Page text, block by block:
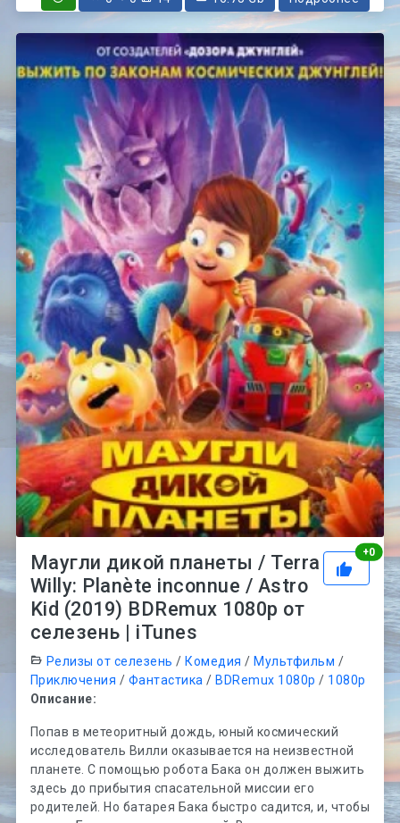
+0
Маугли дикой планеты / Terra
Willy: Planète inconnue / Astro
Kid (2019) BDRemux 1080p от
селезень | iTunes
Релизы от селезень / Комедия / Мультфильм /
Приключения / Фантастика / BDRemux 1080p / 1080p
Описание:
Попав в метеоритный дождь, юный космический
исследователь Вилли оказывается на неизвестной
планете. С помощью робота Бака он должен выжить
здесь до прибытия спасательной миссии его
родителей. Но батарея Бака быстро садится, и, чтобы